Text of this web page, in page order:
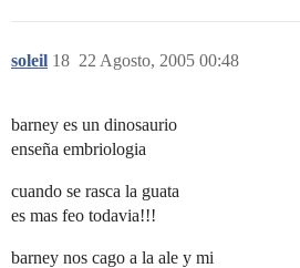
soleil 22 Agosto, 2005 00:48
18
barney es un dinosaurio
enseña embriologia
cuando se rasca la guata
es mas feo todavia!!!
barney nos cago a la ale y mi